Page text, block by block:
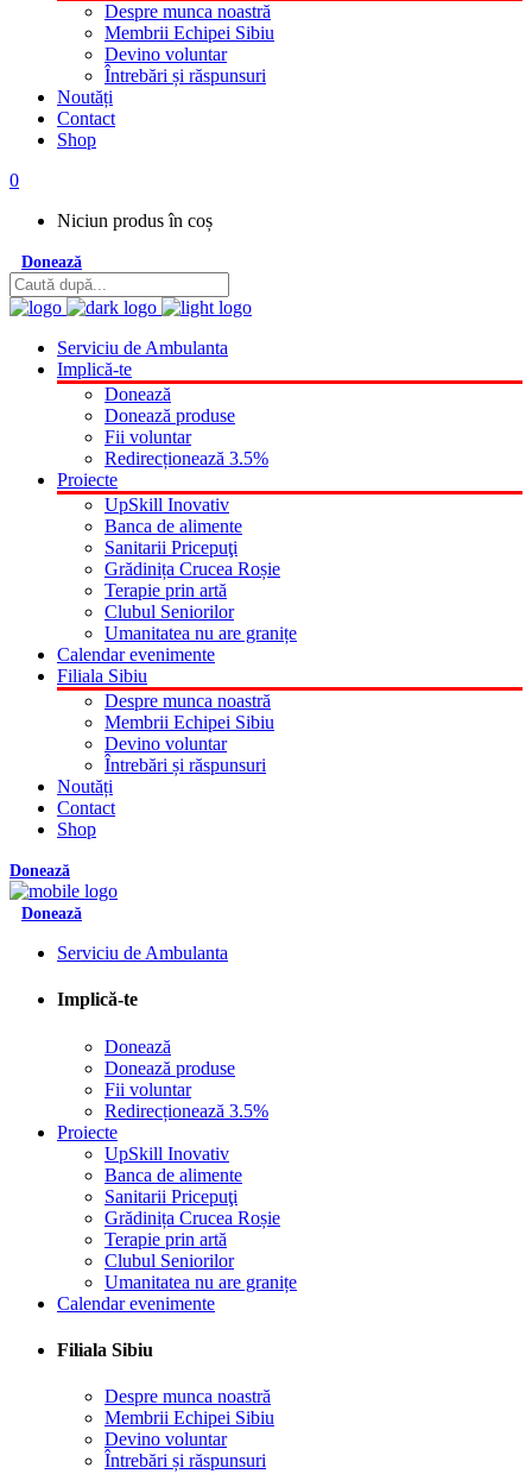
Despre munca noastră
Membrii Echipei Sibiu
Devino voluntar
Întrebări și răspunsuri
Noutăți
Contact
Shop
0
Niciun produs în coș
Donează
Serviciu de Ambulanta
Implică-te
Donează
Donează produse
Fii voluntar
Redirecționează 3.5%
Proiecte
UpSkill Inovativ
Banca de alimente
Sanitarii Pricepuţi
Grădinița Crucea Roșie
Terapie prin artă
Clubul Seniorilor
Umanitatea nu are granițe
Calendar evenimente
Filiala Sibiu
Despre munca noastră
Membrii Echipei Sibiu
Devino voluntar
Întrebări și răspunsuri
Noutăți
Contact
Shop
Donează
Donează
Serviciu de Ambulanta
Implică-te
Donează
Donează produse
Fii voluntar
Redirecționează 3.5%
Proiecte
UpSkill Inovativ
Banca de alimente
Sanitarii Pricepuţi
Grădinița Crucea Roșie
Terapie prin artă
Clubul Seniorilor
Umanitatea nu are granițe
Calendar evenimente
Filiala Sibiu
Despre munca noastră
Membrii Echipei Sibiu
Devino voluntar
Întrebări și răspunsuri